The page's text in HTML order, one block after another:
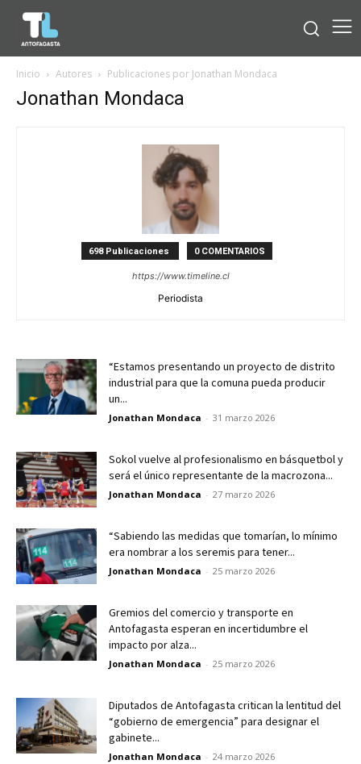
Inicio Autores Publicaciones por Jonathan Mondaca
Jonathan Mondaca
698 Publicaciones 0 COMENTARIOS
https://www.timeline.cl
Periodista
“Estamos presentando un proyecto de distrito
industrial para que la comuna pueda producir
un...
Jonathan Mondaca - 31 marzo 2026
Sokol vuelve al profesionalismo en básquetbol y
será el único representante de la macrozona...
Jonathan Mondaca - 27 marzo 2026
“Sabiendo las medidas que tomarían, lo mínimo
era nombrar a los seremis para tener...
Jonathan Mondaca - 25 marzo 2026
Gremios del comercio y transporte en
Antofagasta esperan en incertidumbre el
impacto por alza...
Jonathan Mondaca - 25 marzo 2026
Diputados de Antofagasta critican la lentitud del
“gobierno de emergencia” para designar el
gabinete...
Jonathan Mondaca - 24 marzo 2026